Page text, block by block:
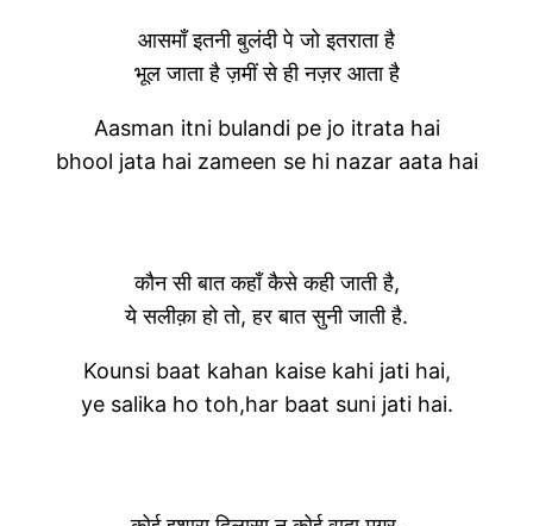
आसमाँ इतनी बुलंदी पे जो इतराता है
भूल जाता है ज़मीं से ही नज़र आता है
Aasman itni bulandi pe jo itrata hai
bhool jata hai zameen se hi nazar aata hai
कौन सी बात कहाँ कैसे कही जाती है,
ये सलीक़ा हो तो, हर बात सुनी जाती है.
Kounsi baat kahan kaise kahi jati hai,
ye salika ho toh,har baat suni jati hai.